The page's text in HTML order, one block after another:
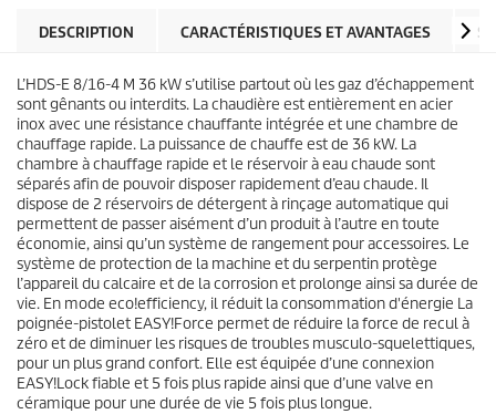
p
i
c
e
.
DESCRIPTION CARACTÉRISTIQUES ET AVANTAGES
L’HDS-E 8/16-4 M 36 kW s’utilise partout où les gaz d’échappement
sont gênants ou interdits. La chaudière est entièrement en acier
inox avec une résistance chauffante intégrée et une chambre de
chauffage rapide. La puissance de chauffe est de 36 kW. La
chambre à chauffage rapide et le réservoir à eau chaude sont
séparés afin de pouvoir disposer rapidement d’eau chaude. Il
dispose de 2 réservoirs de détergent à rinçage automatique qui
permettent de passer aisément d’un produit à l’autre en toute
économie, ainsi qu’un système de rangement pour accessoires. Le
système de protection de la machine et du serpentin protège
l’appareil du calcaire et de la corrosion et prolonge ainsi sa durée de
vie. En mode eco!efficiency, il réduit la consommation d'énergie La
poignée-pistolet EASY!Force permet de réduire la force de recul à
zéro et de diminuer les risques de troubles musculo-squelettiques,
pour un plus grand confort. Elle est équipée d’une connexion
EASY!Lockfiable et 5 fois plus rapide ainsi que d’une valve en
céramique pour une durée de vie 5 fois plus longue.